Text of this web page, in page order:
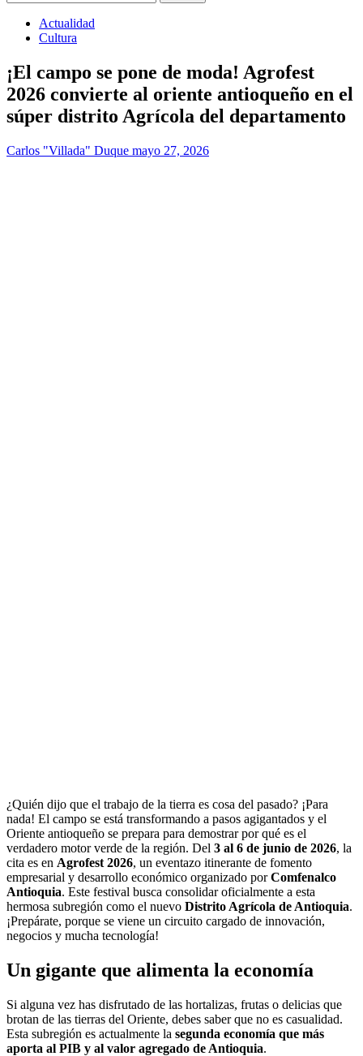
Actualidad
Cultura
¡El campo se pone de moda! Agrofest
2026 convierte al oriente antioqueño en el
súper distrito Agrícola del departamento
Carlos "Villada" Duque mayo 27, 2026
¿Quién dijo que el trabajo de la tierra es cosa del pasado? ¡Para
nada! El campo se está transformando a pasos agigantados y el
Oriente antioqueño se prepara para demostrar por qué es el
verdadero motor verde de la región. Del 3 al 6 de junio de 2026, la
cita es en Agrofest 2026, un eventazo itinerante de fomento
empresarial y desarrollo económico organizado porComfenalco
Antioquia. Este festival busca consolidar oficialmente a esta
hermosa subregión como el nuevo Distrito Agrícola de Antioquia.
¡Prepárate, porque se viene un circuito cargado de innovación,
negocios y mucha tecnología!
Un gigante que alimenta la economía
Si alguna vez has disfrutado de las hortalizas, frutas o delicias que
brotan de las tierras del Oriente, debes saber que no es casualidad.
Esta subregión es actualmente la segunda economía que más
aporta al PIB y al valor agregado de Antioquia.